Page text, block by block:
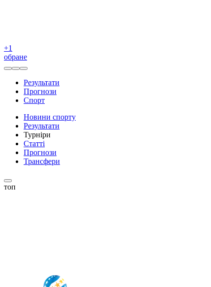
+1
обране
Результати
Прогнози
Спорт
Новини спорту
Результати
Турніри
Статті
Прогнози
Трансфери
топ